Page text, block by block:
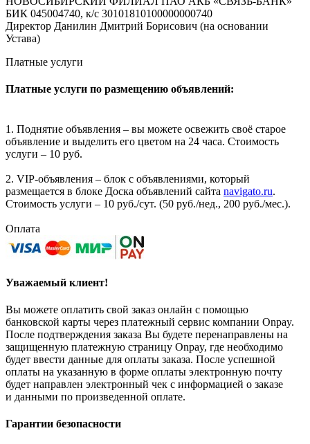
БИК 045004740, к/с 30101810100000000740
Директор Данилин Дмитрий Борисович (на основании
Устава)
Платные услуги
Платные услуги по размещению объявлений:
1. Поднятие объявления – вы можете освежить своё старое
объявление и выделить его цветом на 24 часа. Стоимость
услуги – 10 руб.
2. VIP-объявления – блок с объявлениями, который
размещается в блоке Доска объявлений сайта navigato.ru.
Стоимость услуги – 10 руб./сут. (50 руб./нед., 200 руб./мес.).
Оплата
Уважаемый клиент!
Вы можете оплатить свой заказ онлайн с помощью
банковской карты через платежный сервис компании Onpay.
После подтверждения заказа Вы будете перенаправлены на
защищенную платежную страницу Onpay, где необходимо
будет ввести данные для оплаты заказа. После успешной
оплаты на указанную в форме оплаты электронную почту
будет направлен электронный чек с информацией о заказе
и данными по произведенной оплате.
Гарантии безопасности